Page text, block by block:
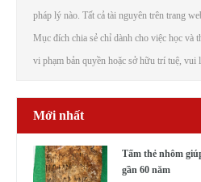
pháp lý nào. Tất cả tài nguyên trên trang
Mục đích chia sẻ chỉ dành cho việc học và
vi phạm bản quyền hoặc sở hữu trí tuệ, vui
Mới nhất
Tấm thẻ nhôm
gần 60 năm